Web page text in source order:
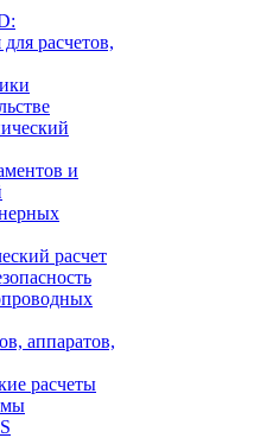
расчетов,
и
расчет
аппаратов,
расчеты